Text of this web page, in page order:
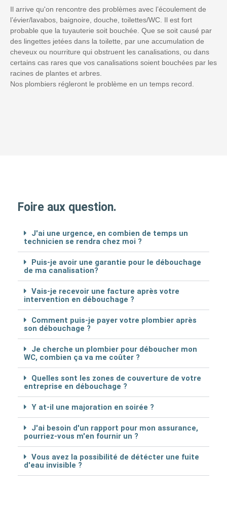
Il arrive qu'on rencontre des problèmes avec l’écoulement de
l’évier/lavabos, baignoire, douche, toilettes/WC. Il est fort
probable que la tuyauterie soit bouchée. Que se soit causé par
des lingettes jetées dans la toilette, par une accumulation de
cheveux ou nourriture qui obstruent les canalisations, ou dans
certains cas rares que vos canalisations soient bouchées par les
racines de plantes et arbres.
Nos plombiers régleront le problème en un temps record.
Foire aux question.
J'ai une urgence, en combien de temps un
technicien se rendra chez moi ?
Puis-je avoir une garantie pour le débouchage
de ma canalisation?
Vais-je recevoir une facture après votre
intervention en débouchage ?
Comment puis-je payer votre plombier après
son débouchage ?
Je cherche un plombier pour déboucher mon
WC, combien ça va me coûter ?
Quelles sont les zones de couverture de votre
entreprise en débouchage ?
Y at-il une majoration en soirée ?
J'ai besoin d'un rapport pour mon assurance,
pourriez-vous m'en fournir un ?
Vous avez la possibilité de détécter une fuite
d'eau invisible ?